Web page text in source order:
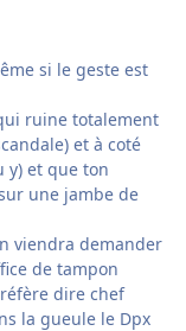
si le geste est
ruine totalement
et à coté
y) et que ton
une jambe de
viendra demander
de tampon
dire chef
la gueule le Dpx